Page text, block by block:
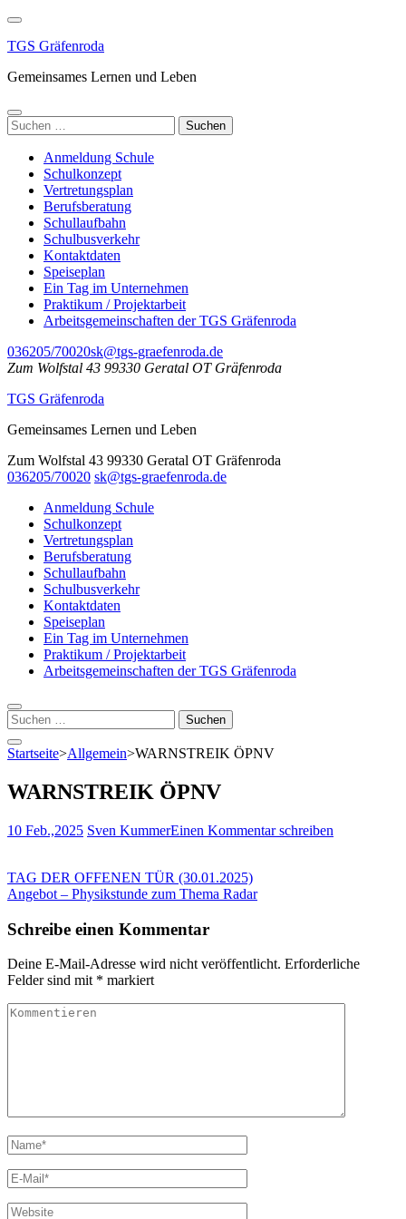
Zum
springen
drücken)
TGS Gräfenroda
Gemeinsames Lernen und Leben
Suchen
nach:
Anmeldung Schule
Schulkonzept
Vertretungsplan
Berufsberatung
Schullaufbahn
Schulbusverkehr
Kontaktdaten
Speiseplan
Ein Tag im Unternehmen
Praktikum / Projektarbeit
Arbeitsgemeinschaften der TGS Gräfenroda
036205/70020sk@tgs-graefenroda.de
Zum Wolfstal 43 99330 Geratal OT Gräfenroda
TGS Gräfenroda
Gemeinsames Lernen und Leben
Zum Wolfstal 43 99330 Geratal OT Gräfenroda
036205/70020 sk@tgs-graefenroda.de
Anmeldung Schule
Schulkonzept
Vertretungsplan
Berufsberatung
Schullaufbahn
Schulbusverkehr
Kontaktdaten
Speiseplan
Ein Tag im Unternehmen
Praktikum / Projektarbeit
Arbeitsgemeinschaften der TGS Gräfenroda
Suchen
nach:
Startseite>Allgemein>WARNSTREIK ÖPNV
WARNSTREIK ÖPNV
10 Feb.,2025 Sven KummerEinen Kommentar schreiben
Beitragsnavigation
TAG DER OFFENEN TÜR (30.01.2025)
Angebot – Physikstunde zum Thema Radar
Schreibe einen Kommentar
Deine E-Mail-Adresse wird nicht veröffentlicht. Erforderliche
Felder sind mit * markiert
Kommentieren
Name*
E-
Mail*
Website